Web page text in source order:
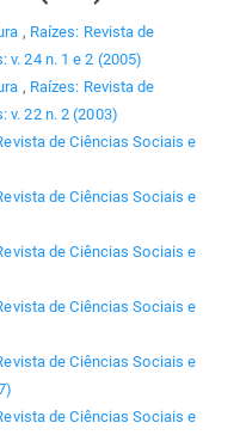
, Raízes: Revista de
v. 24 n. 1 e 2 (2005)
, Raízes: Revista de
v. 22 n. 2 (2003)
de Ciências Sociais e
de Ciências Sociais e
de Ciências Sociais e
de Ciências Sociais e
de Ciências Sociais e
de Ciências Sociais e